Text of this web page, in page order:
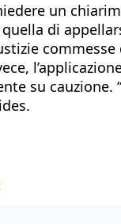
un
di
su